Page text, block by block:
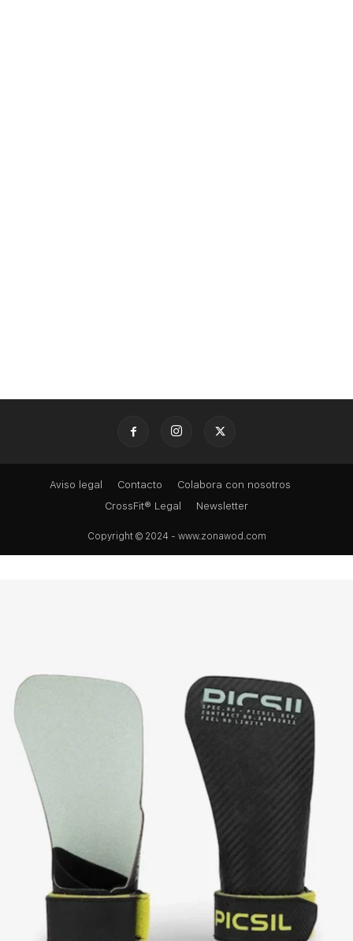
Aviso legal Contacto
Colabora con nosotros
CrossFit® Legal
Newsletter
Copyright © 2024 - www.zonawod.com